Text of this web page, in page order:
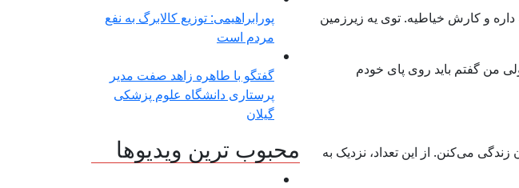
و کارش خیاطیه. توی یه زیرزمین
من گفتم باید روی پای خودم
خانوار در استان زندگی می‌کنن. از این تعداد، نزدیک به
پورابراهیمی: توزیع کالابرگ به نفع
مردم است
گفتگو با طاهره زاهد صفت مدیر
پرستاری دانشگاه علوم پزشکی
گیلان
محبوب ترین ویدیوها